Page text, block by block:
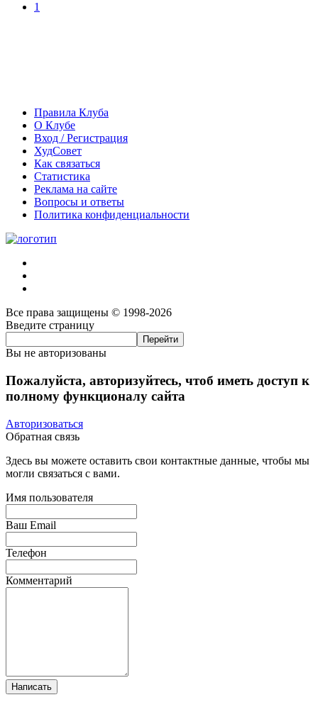
1
Правила Клуба
О Клубе
Вход / Регистрация
ХудСовет
Как связаться
Статистика
Реклама на сайте
Вопросы и ответы
Политика конфиденциальности
Все права защищены © 1998-2026
Введите страницу
Вы не авторизованы
Пожалуйста, авторизуйтесь, чтоб иметь доступ к
полному функционалу сайта
Авторизоваться
Обратная связь
Здесь вы можете оставить свои контактные данные, чтобы мы
могли связаться с вами.
Имя пользователя
Ваш Email
Телефон
Комментарий
Написать